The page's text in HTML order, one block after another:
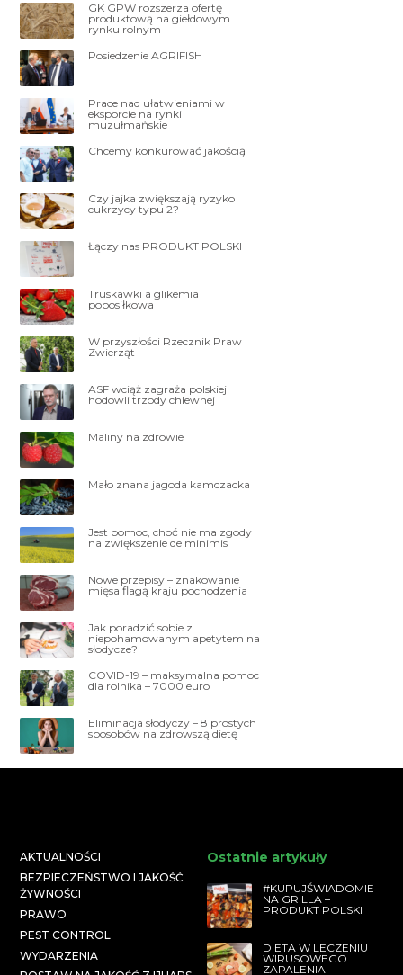
GK GPW rozszerza ofertę
produktową na giełdowym
rynku rolnym
Posiedzenie AGRIFISH
Prace nad ułatwieniami w
eksporcie na rynki
muzułmańskie
Chcemy konkurować jakością
Czy jajka zwiększają ryzyko
cukrzycy typu 2?
Łączy nas PRODUKT POLSKI
Truskawki a glikemia
poposiłkowa
W przyszłości Rzecznik Praw
Zwierząt
ASF wciąż zagraża polskiej
hodowli trzody chlewnej
Maliny na zdrowie
Mało znana jagoda kamczacka
Jest pomoc, choć nie ma zgody
na zwiększenie de minimis
Nowe przepisy – znakowanie
mięsa flagą kraju pochodzenia
Jak poradzić sobie z
niepohamowanym apetytem na
słodycze?
COVID-19 – maksymalna pomoc
dla rolnika – 7000 euro
Eliminacja słodyczy – 8 prostych
sposobów na zdrowszą dietę
AKTUALNOŚCI
BEZPIECZEŃSTWO I JAKOŚĆ
ŻYWNOŚCI
PRAWO
PEST CONTROL
WYDARZENIA
Ostatnie artykuły
#KUPUJŚWIADOMIE
NA GRILLA –
PRODUKT POLSKI
DIETA W LECZENIU
WIRUSOWEGO
ZAPALENIA